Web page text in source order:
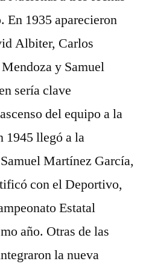
En 1935 aparecieron
Albiter, Carlos
y Samuel
sería clave
del equipo a la
1945 llegó a la
Martínez García,
con el Deportivo,
Estatal
año. Otras de las
la nueva